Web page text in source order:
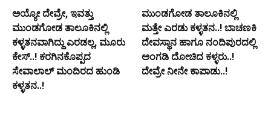
ಅಯ್ಯೋ ದೇವ್ರೇ, ಇವತ್ತು
ಮುಂಡಗೋಡ ತಾಲೂಕಿನಲ್ಲಿ
ಕಳ್ಳತನವಾಗಿದ್ದು ಎರಡಲ್ಲ, ಮೂರು
ಕೇಸ್..! ಕರಗಿನಕೊಪ್ಪದ
ಸೇವಾಲಾಲ್ ಮಂದಿರದ ಹುಂಡಿ
ಕಳ್ಳತನ..!
ಮುಂಡಗೋಡ ತಾಲೂಕಿನಲ್ಲಿ
ಮತ್ತೇ ಎರಡು ಕಳ್ಳತನ..! ಬಾಚಣಕಿ
ದೇವಸ್ಥಾನ ಹಾಗೂ ನಂದಿಪುರದಲ್ಲಿ
ಅಂಗಡಿ ದೋಚಿದ ಕಳ್ಳರು..!
ದೇವ್ರೇ ನೀನೇ ಕಾಪಾಡು..!